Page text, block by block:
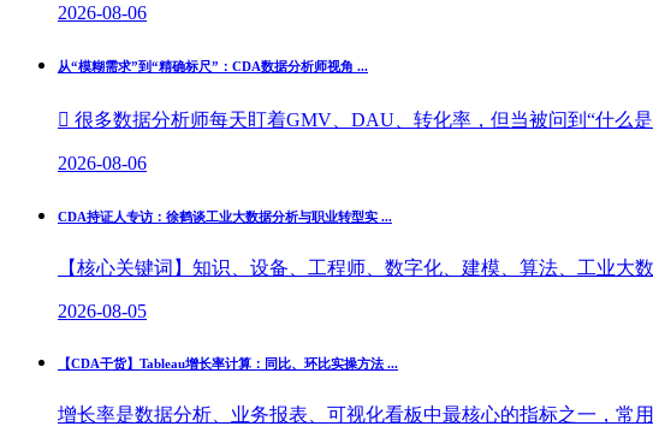
2026-08-06
从“模糊需求”到“精确标尺”：CDA数据分析师视角 ...
 很多数据分析师每天盯着GMV、DAU、转化率，但当被问到“什么
2026-08-06
CDA持证人专访：徐鹤谈工业大数据分析与职业转型实 ...
【核心关键词】知识、设备、工程师、数字化、建模、算法、工业
2026-08-05
【CDA干货】Tableau增长率计算：同比、环比实操方法 ...
增长率是数据分析、业务报表、可视化看板中最核心的指标之一，常